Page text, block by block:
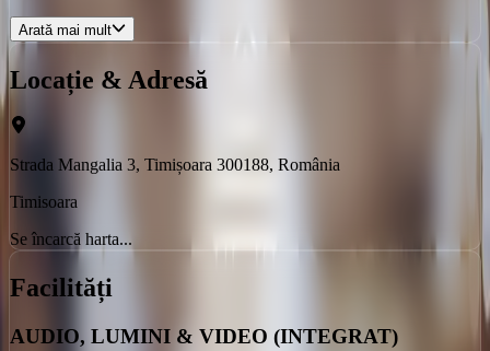
Arată mai mult
Locație & Adresă
Strada Mangalia 3, Timișoara 300188, România
Timisoara
Se încarcă harta...
Facilități
AUDIO, LUMINI & VIDEO (INTEGRAT)